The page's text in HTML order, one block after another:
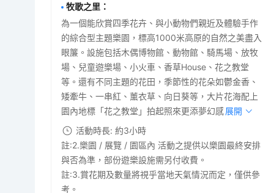
牧歌之里 ：
為一個能欣賞四季花卉、與小動物們親近及體驗手作
的綜合型主題樂園，標高1000米高原的自然之美盡入
眼簾。設施包括木偶博物館、動物館、騎馬場、放牧
場、兒童遊樂場、小火車、香草House、花之教堂
等。還有不同主題的花田，季節性的花朵如鬱金香、
矮牽牛、一串紅、薰衣草、向日葵等，大片花海配上
園內地標「花之教堂」拍起照來更添夢幻感。展開
活動時長: 約3小時
註:2.樂園 / 展覽 / 園區內 活動之提供以樂園最終安排
與否為準，部份遊樂設施需另付收費。
註:3.賞花期及數量將視乎當地天氣情況而定，僅供參
考。